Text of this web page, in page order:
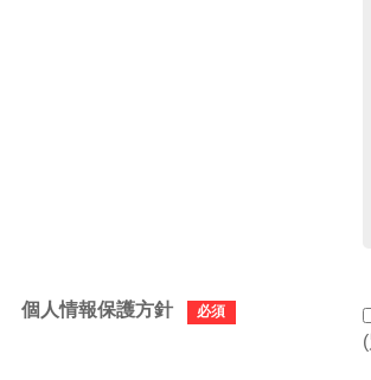
個人情報保護方針 必須